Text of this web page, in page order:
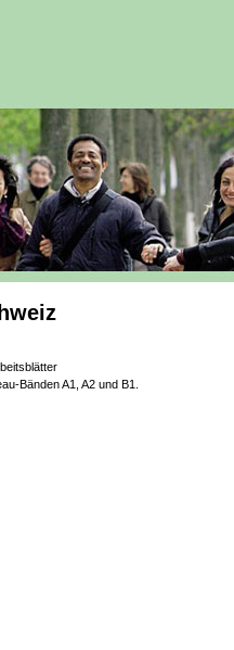
Bänden A1, A2 und B1.